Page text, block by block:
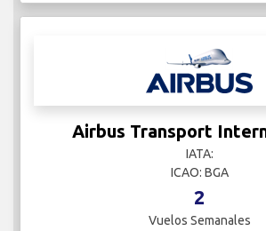
Airbus Transport
IATA:
ICAO: BGA
2
Vuelos Semanales